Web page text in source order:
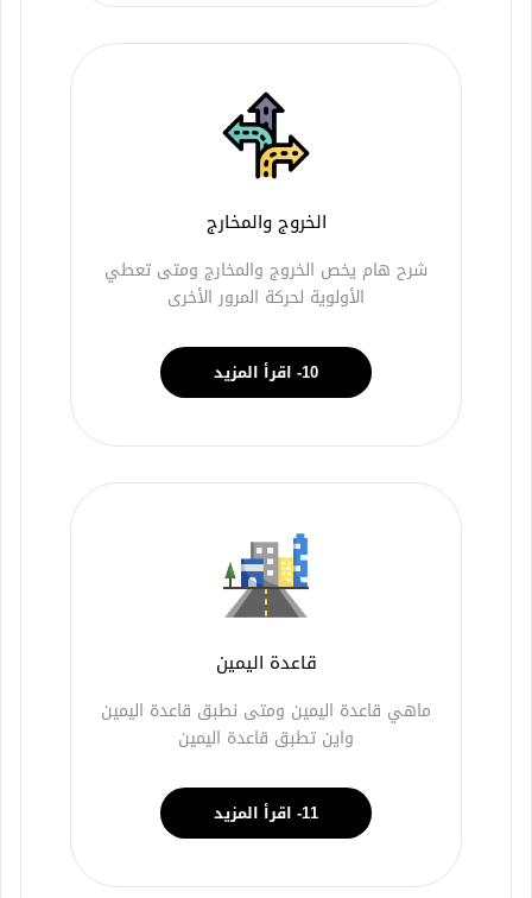
الخروج والمخارج
شرح هام يخص الخروج والمخارج ومتى تعطي
الأولوية لحركة المرور الأخرى
10- اقرأ المزيد
قاعدة اليمين
ماهي قاعدة اليمين ومتى نطبق قاعدة اليمين
واين تطبق قاعدة اليمين
11- اقرأ المزيد